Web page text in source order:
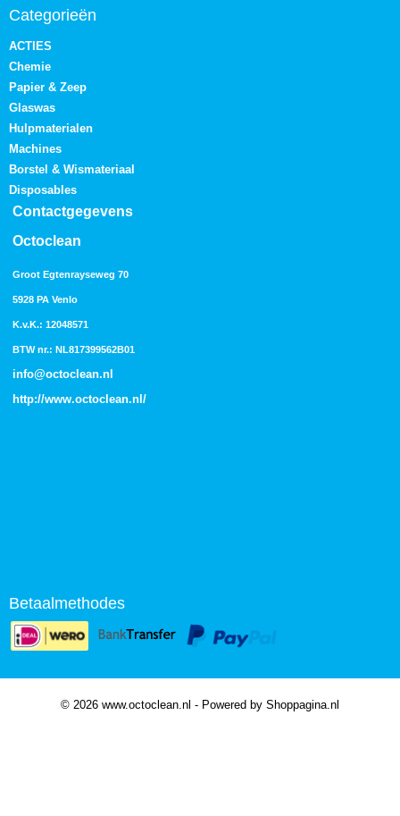
Categorieën
ACTIES
Chemie
Papier & Zeep
Glaswas
Hulpmaterialen
Machines
Borstel & Wismateriaal
Disposables
Contactgegevens
Octoclean
Groot Egtenrayseweg 70
5928 PA Venlo
K.v.K.: 12048571
BTW nr.: NL817399562B01
info@octoclean.nl
http://www.octoclean.nl /
Betaalmethodes
© 2026 www.octoclean.nl - Powered by Shoppagina.nl